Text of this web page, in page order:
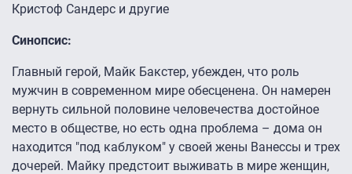
Кристоф Сандерс и другие
Синопсис:
Главный герой, Майк Бакстер, убежден, что роль
мужчин в современном мире обесценена. Он намерен
вернуть сильной половине человечества достойное
место в обществе, но есть одна проблема – дома он
находится "под каблуком" у своей жены Ванессы и трех
дочерей. Майку предстоит выживать в мире женщин,